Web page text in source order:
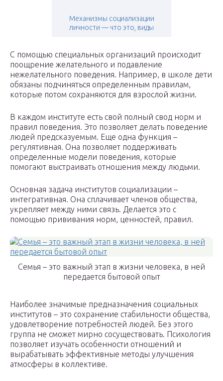
Механизмы социализации
личности — что это, виды
С помощью специальных организаций происходит
поощрение желательного и подавление
нежелательного поведения. Например, в школе дети
обязаны подчиняться определенным правилам,
которые потом сохраняются для взрослой жизни.
В каждом институте есть свой полный свод норм и
правил поведения. Это позволяет делать поведение
людей предсказуемым. Еще одна функция –
регулятивная. Она позволяет поддерживать
определенные модели поведения, которые
помогают выстраивать отношения между людьми.
Основная задача институтов социализации –
интегративная. Она сплачивает членов общества,
укрепляет между ними связь. Делается это с
помощью прививания норм, ценностей, правил.
Семья – это важный этап в жизни человека, в ней
передается бытовой опыт
Наиболее значимые предназначения социальных
институтов – это сохранение стабильности общества,
удовлетворение потребностей людей. Без этого
группа не сможет мирно сосуществовать. Психология
позволяет изучать особенности отношений и
вырабатывать эффективные методы улучшения
атмосферы в коллективе.